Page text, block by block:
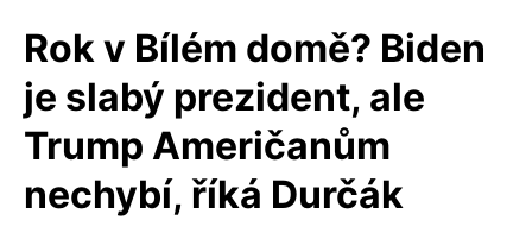
Rok v Bílém domě? Biden
je slabý prezident, ale
Trump Američanům
nechybí, říká Durčák